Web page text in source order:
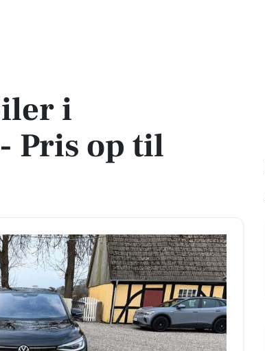
kr!
i
Pris op til